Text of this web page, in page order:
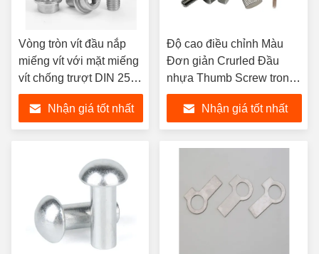
Vòng tròn vít đầu nắp
miếng vít với mặt miếng
vít chống trượt DIN 251
Grade 8.8
Nhận giá tốt nhất
Độ cao điều chỉnh Màu
Đơn giản Crurled Đầu
nhựa Thumb Screw trong
mịn kẽm mạ
Nhận giá tốt nhất